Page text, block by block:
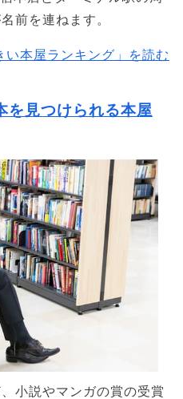
前を連ねます。
い本屋ランキング」を読む
を見つけられる本屋
小説やマンガの賞の受賞